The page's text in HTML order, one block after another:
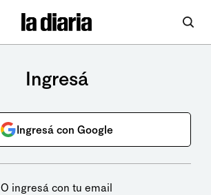
Ingresá
Ingresá con Google
O ingresá con tu email